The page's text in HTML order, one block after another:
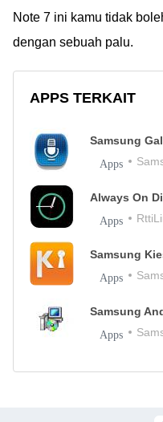
Note 7 ini kamu tidak
dengan sebuah palu.
APPS TERKAIT
Samsung
Apps
Always On
Apps
Samsung
Apps
Samsung
Apps